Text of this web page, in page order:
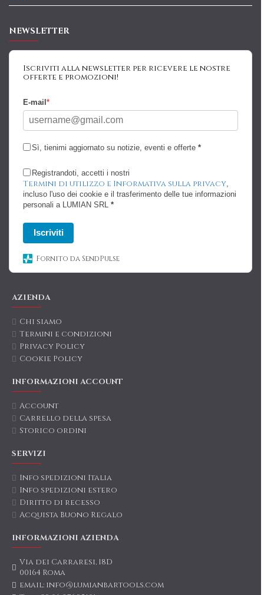
NEWSLETTER
Iscriviti alla newsletter per ricevere le nostre
offerte e promozioni!
E-mail *
Sì, tienimi aggiornato su notizie, eventi e offerte *
Registrandoti, accetti i nostri
Termini di utilizzo e Informativa sulla privacy,
incluso l'uso dei cookie e il trasferimento delle tue informazioni
personali a LUMIAN SRL *
Iscriviti
Fornito da SendPulse
AZIENDA
Chi siamo
Termini e condizioni
Privacy Policy
Cookie Policy
INFORMAZIONI ACCOUNT
Account
Carrello della spesa
Storico ordini
SERVIZI
Info spedizioni Italia
Info spedizioni estero
Diritto di recesso
Acquista Buono Regalo
INFORMAZIONI AZIENDA
Via dei Carraresi, 18D
00164 Roma
email: info@lumianbartools.com